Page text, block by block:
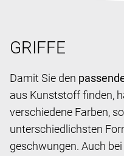
GRIFFE
Damit Sie den
aus Kunststoff finden,
verschiedene Farben,
unterschiedlichsten
geschwungen. Auch